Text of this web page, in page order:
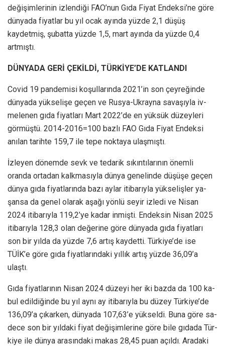
deği­şimlerinin izlendiği FAO’nun Gıda Fiyat Endeksi’ne göre
dün­yada fiyatlar bu yıl ocak ayında yüzde 2,1 düşüş
kaydetmiş, şu­batta yüzde 1,5, mart ayında da yüzde 0,4
artmıştı.
DÜNYADA GERİ ÇEKİLDİ, TÜRKİYE’DE KATLANDI
Covid 19 pandemisi koşul­larında 2021’in son çeyreğin­de
dünyada yükselişe geçen ve Rusya-Ukrayna savaşıyla iv­
melenen gıda fiyatları Mart 2022’de en yüksük düzeyleri
görmüştü. 2014-2016=100 baz­lı FAO Gıda Fiyat Endeksi
anı­lan tarihte 159,7 ile tepe noktaya ulaşmıştı.
İzleyen dönemde sevk ve te­darik sıkıntılarının önem­li
oranda ortadan kalkmasıy­la dünya genelinde düşüşe ge­çen
dünya gıda fiyatlarında bazı aylar itibarıyla yükselişler ya­
şansa da genel olarak aşağı yön­lü seyir izledi ve Nisan
2024 iti­barıyla 119,2’ye kadar inmişti. Endeksin Nisan 2025
itibarıy­la 128,3 olan değerine göre dün­yada gıda fiyatları
son bir yılda da yüzde 7,6 artış kaydetti. Tür­kiye’de ise
TÜİK’e göre gıda fi­yatlarındaki yıllık artış yüzde 36,09’a
ulaştı.
Gıda fiyatlarının Nisan 2024 düzeyi her iki bazda da 100 ka­
bul edildiğinde bu yıl aynı ay itibarıyla bu düzey Türkiye’de
136,09’a çıkarken, dünyada 107,63’e yükseldi. Buna göre sa­
dece son bir yıldaki fiyat deği­şimlerine göre bile gıdada Tür­
kiye ile dünya arasındaki makas 28,45 puan açıldı. Aradaki